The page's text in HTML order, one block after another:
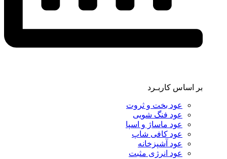
بر اساس کاربـرد
عود بخت و ثروت
عود فنگ شویی
عود ماساژ و اسپا
عود کافی شاپ
عود آشپزخانه
عود انرژی مثبت